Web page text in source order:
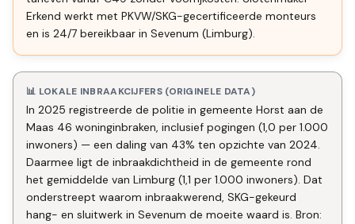
Erkend werkt met PKVW/SKG-gecertificeerde monteurs
en is 24/7 bereikbaar in Sevenum (Limburg).
📊 LOKALE INBRAAKCIJFERS (ORIGINELE DATA)
In 2025 registreerde de politie in gemeente Horst aan de
Maas 46 woninginbraken, inclusief pogingen (1,0 per 1.000
inwoners) — een daling van 43% ten opzichte van 2024.
Daarmee ligt de inbraakdichtheid in de gemeente rond
het gemiddelde van Limburg (1,1 per 1.000 inwoners). Dat
onderstreept waarom inbraakwerend, SKG-gekeurd
hang- en sluitwerk in Sevenum de moeite waard is. Bron: